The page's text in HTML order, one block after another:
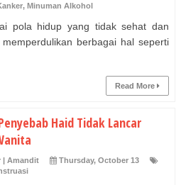
, Minuman Alkohol
pola hidup yang tidak sehat dan
berbagai hal seperti
Read More
Haid Tidak Lancar
| Amandit
Thursday, October 13